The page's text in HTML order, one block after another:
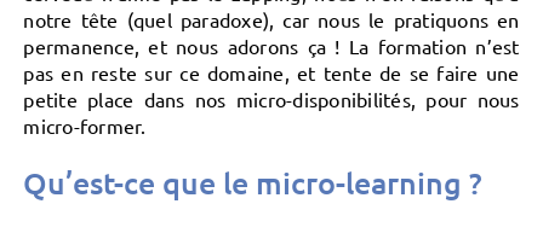
notre tête (quel paradoxe), car nous le pratiquons en
permanence, et nous adorons ça ! La formation n’est
pas en reste sur ce domaine, et tente de se faire une
petite place dans nos micro-disponibilités, pour nous
micro-former.
Qu’est-ce que le micro-learning ?